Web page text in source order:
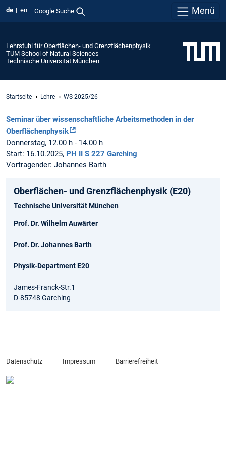
de en Google Suche Menü
Lehrstuhl für Oberflächen- und Grenzflächenphysik
TUM School of Natural Sciences
Technische Universität München
Startseite Lehre WS 2025/26
Seminar über wissenschaftliche Arbeitsmethoden in der
Oberflächenphysik
Donnerstag, 12.00 h - 14.00 h
Start: 16.10.2025, PH II S 227 Garching
Vortragender: Johannes Barth
Oberflächen- und Grenzflächenphysik (E20)
Technische Universität München
Prof. Dr. Wilhelm Auwärter
Prof. Dr. Johannes Barth
Physik-Department E20
James-Franck-Str.1
D-85748 Garching
Datenschutz Impressum Barrierefreiheit